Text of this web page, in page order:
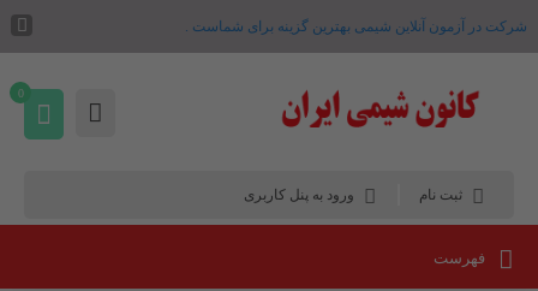
شرکت در آزمون آنلاین شیمی بهترین گزینه برای شماست .
ثبت نام ورود به پنل کاربری
0
فهرست